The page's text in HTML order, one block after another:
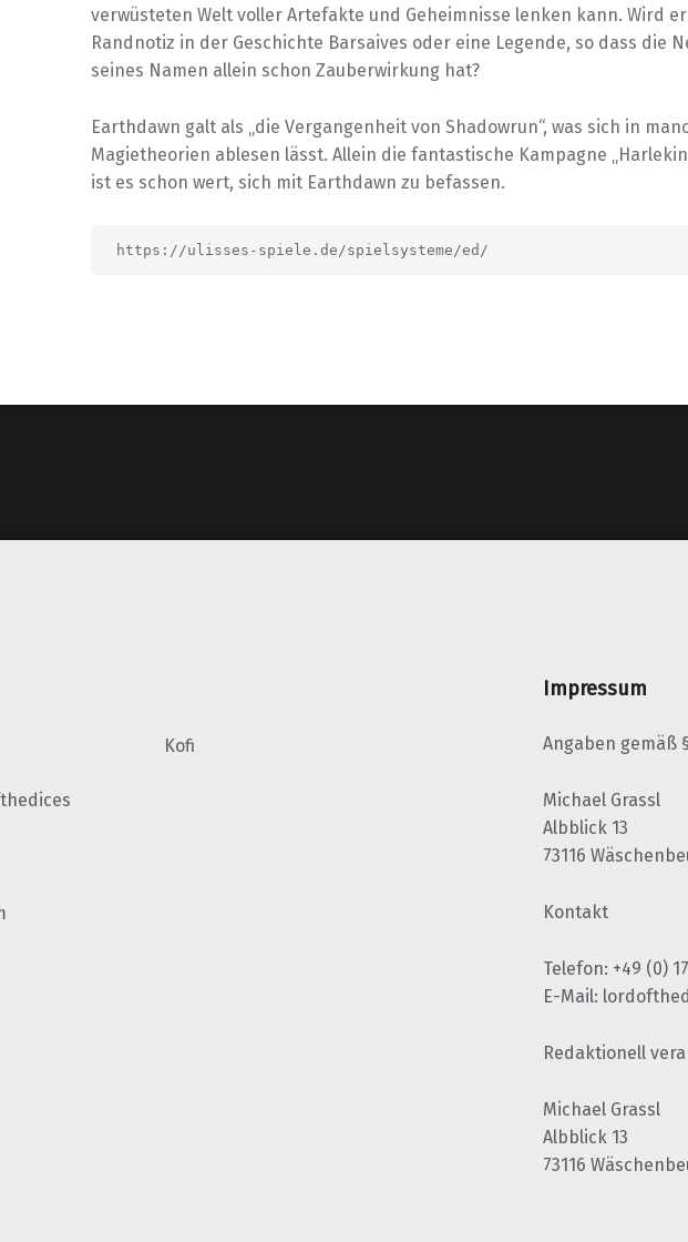
verwüsteten Welt voller Artefakte und Geheimnisse lenken kann. Wird
Randnotiz in der Geschichte Barsaives oder eine Legende, so dass die
seines Namen allein schon Zauberwirkung hat?
Earthdawn galt als „die Vergangenheit von Shadowrun“, was sich in
Magietheorien ablesen lässt. Allein die fantastische Kampagne
ist es schon wert, sich mit Earthdawn zu befassen.
https://ulisses-spiele.de/spielsysteme/ed/
Impressum
Angaben gemäß
Michael Grassl
Albblick 13
73116
Kontakt
Telefon: +49 (0)
E-Mail:
Redaktionell
Michael Grassl
Albblick 13
73116
Kofi